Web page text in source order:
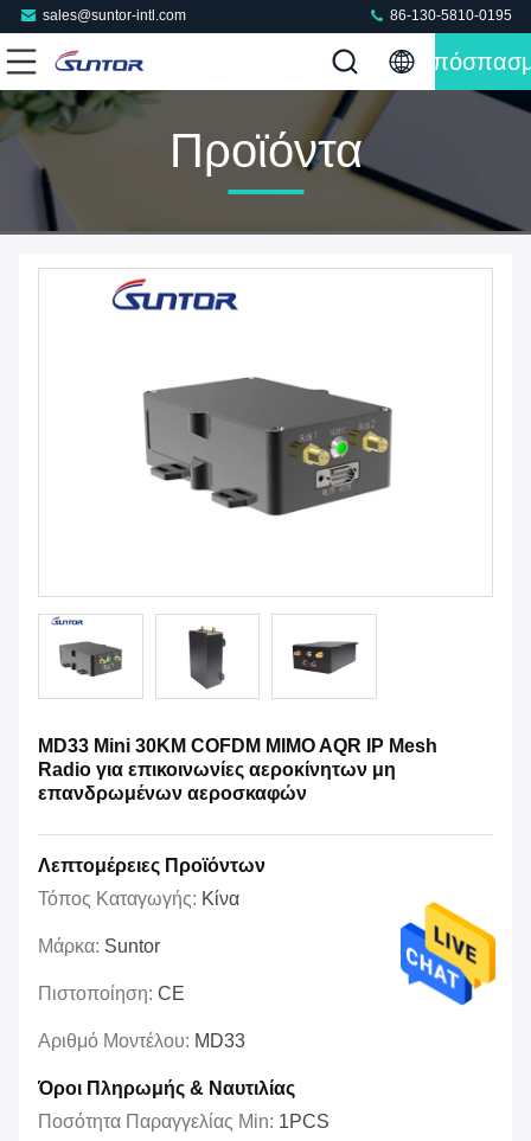
sales@suntor-intl.com 86-130-5810-0195
Προϊόντα
MD33 Mini 30KM COFDM MIMO AQR IP Mesh
Radio για επικοινωνίες αεροκίνητων μη
επανδρωμένων αεροσκαφών
Λεπτομέρειες Προϊόντων
Τόπος Καταγωγής: Κίνα
Μάρκα: Suntor
Πιστοποίηση: CE
Αριθμό Μοντέλου: MD33
Όροι Πληρωμής & Ναυτιλίας
Ποσότητα Παραγγελίας Min: 1PCS